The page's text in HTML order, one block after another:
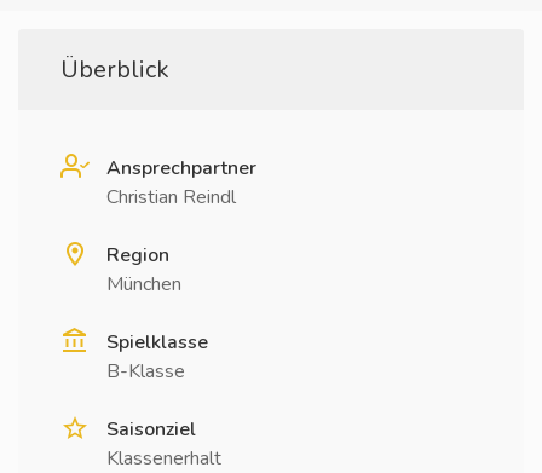
Überblick
Ansprechpartner
Christian Reindl
Region
München
Spielklasse
B-Klasse
Saisonziel
Klassenerhalt